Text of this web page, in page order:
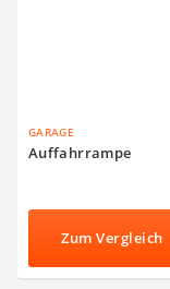
GARAGE
Auffahrrampe
Zum Vergleich